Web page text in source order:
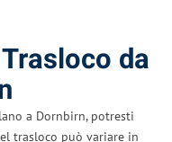
da
a Dornbirn, potresti
trasloco può variare in